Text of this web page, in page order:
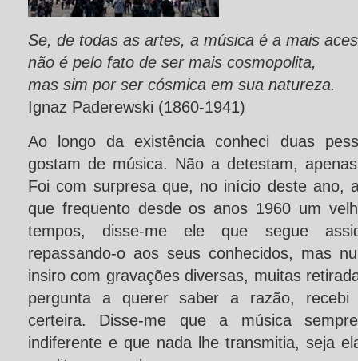
Se, de todas as artes, a música é a mais
não é pelo fato de ser mais cosmopolita,
mas sim por ser cósmica em sua natureza.
Ignaz Paderewski (1860-1941)
Ao longo da existência conheci duas
gostam de música. Não a detestam,
Foi com surpresa que, no início deste ano,
que frequento desde os anos 1960 um
tempos, disse-me ele que segue
repassando-o aos seus conhecidos, mas
insiro com gravações diversas, muitas
pergunta a querer saber a razão, recebi
certeira. Disse-me que a música
indiferente e que nada lhe transmitia, seja